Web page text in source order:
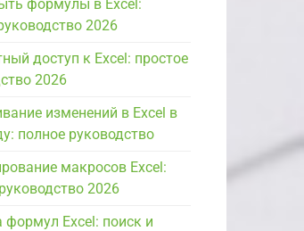
формулы в Excel:
2026
доступ к Excel: простое
2026
изменений в Excel в
полное руководство
макросов Excel:
2026
формул Excel: поиск и